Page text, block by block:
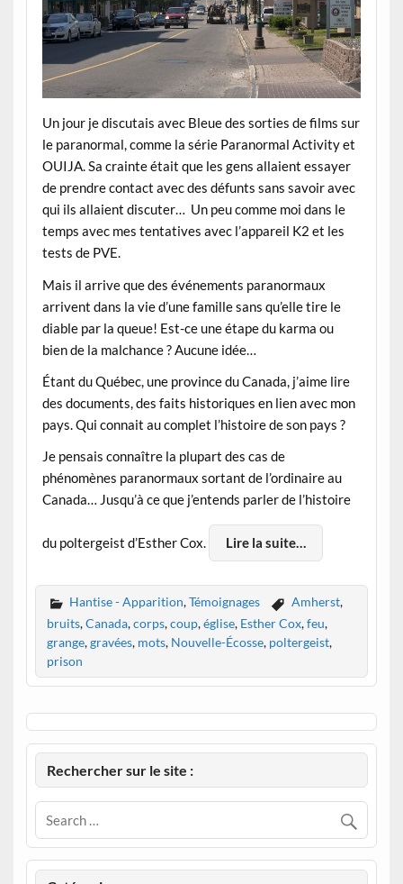
Un jour je discutais avec Bleue des sorties de films sur
le paranormal, comme la série Paranormal Activity et
OUIJA. Sa crainte était que les gens allaient essayer
de prendre contact avec des défunts sans savoir avec
qui ils allaient discuter… Un peu comme moi dans le
temps avec mes tentatives avec l’appareil K2 et les
tests de PVE.
Mais il arrive que des événements paranormaux
arrivent dans la vie d’une famille sans qu’elle tire le
diable par la queue! Est-ce une étape du karma ou
bien de la malchance ? Aucune idée…
Étant du Québec, une province du Canada, j’aime lire
des documents, des faits historiques en lien avec mon
pays. Qui connait au complet l’histoire de son pays ?
Je pensais connaître la plupart des cas de
phénomènes paranormaux sortant de l’ordinaire au
Canada… Jusqu’à ce que j’entends parler de l’histoire
du poltergeist d’Esther Cox. Lire la suite…
Hantise - Apparition,Témoignages Amherst,
bruits,Canada,corps,coup,église, Esther Cox,feu,
grange,gravées, mots, Nouvelle-Écosse, poltergeist,
prison
Rechercher sur le site :